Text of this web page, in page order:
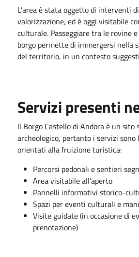
L’area è stata oggetto di interventi
valorizzazione, ed è oggi visitabile
culturale. Passeggiare tra le rovine
borgo permette di immergersi nella
del territorio, in un contesto
Servizi presenti
Il Borgo Castello di Andora è un sito
archeologico, pertanto i servizi
orientati alla fruizione turistica:
Percorsi pedonali e sentieri
Area visitabile all’aperto
Pannelli informativi storico-
Spazi per eventi culturali e
Visite guidate (in occasione di
prenotazione)